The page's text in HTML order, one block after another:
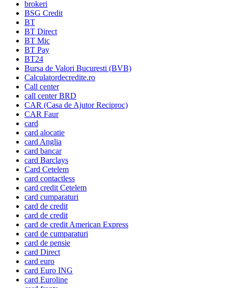
brokeri
BSG Credit
BT
BT Direct
BT Mic
BT Pay
BT24
Bursa de Valori Bucuresti (BVB)
Calculatordecredite.ro
Call center
call center BRD
CAR (Casa de Ajutor Reciproc)
CAR Faur
card
card alocatie
card Anglia
card bancar
card Barclays
Card Cetelem
card contactless
card credit Cetelem
card cumparaturi
card de credit
card de credit
card de credit American Express
card de cumparaturi
card de pensie
card Direct
card euro
card Euro ING
card Euroline